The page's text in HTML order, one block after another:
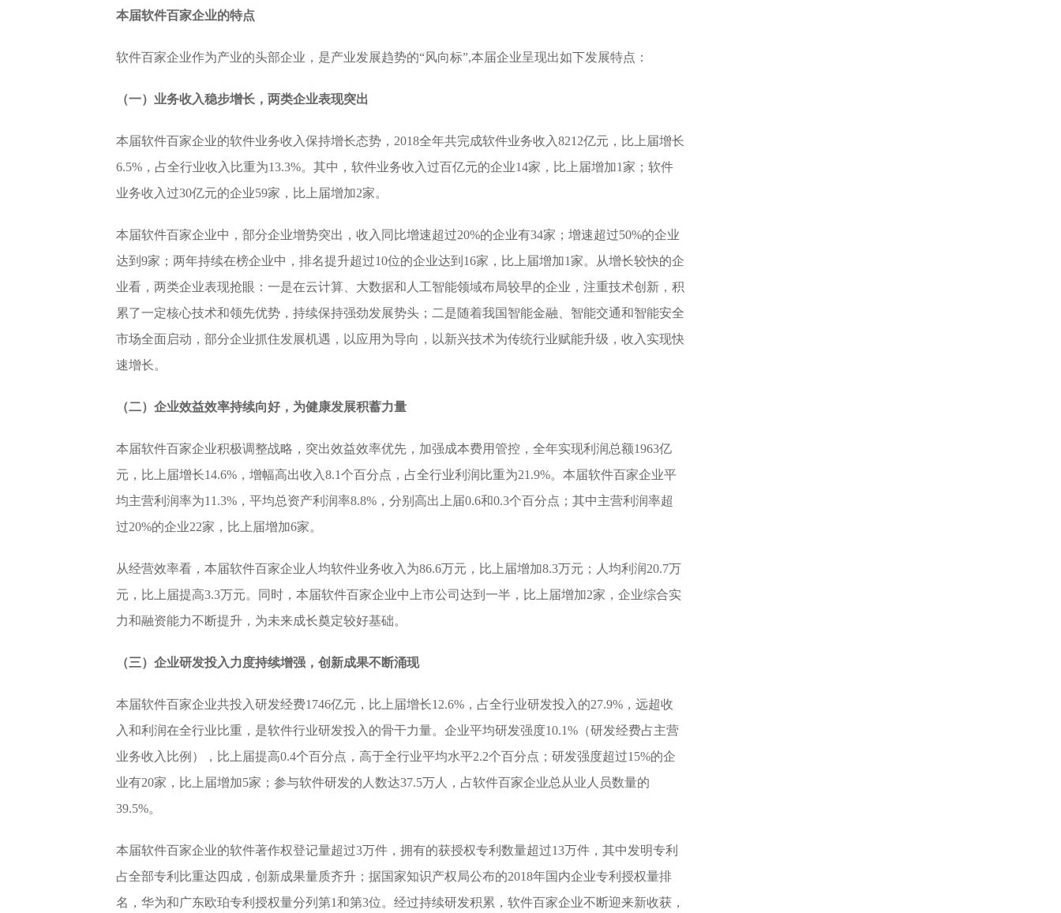
本届软件百家企业的特点
软件百家企业作为产业的头部企业，是产业发展趋势的“风向标”,本届企业呈现出如下发展特点：
（一）业务收入稳步增长，两类企业表现突出
本届软件百家企业的软件业务收入保持增长态势，2018全年共完成软件业务收入8212亿元，比上届增长
6.5%，占全行业收入比重为13.3%。其中，软件业务收入过百亿元的企业14家，比上届增加1家；软件
业务收入过30亿元的企业59家，比上届增加2家。
本届软件百家企业中，部分企业增势突出，收入同比增速超过20%的企业有34家；增速超过50%的企业
达到9家；两年持续在榜企业中，排名提升超过10位的企业达到16家，比上届增加1家。从增长较快的企
业看，两类企业表现抢眼：一是在云计算、大数据和人工智能领域布局较早的企业，注重技术创新，积
累了一定核心技术和领先优势，持续保持强劲发展势头；二是随着我国智能金融、智能交通和智能安全
市场全面启动，部分企业抓住发展机遇，以应用为导向，以新兴技术为传统行业赋能升级，收入实现快
速增长。
（二）企业效益效率持续向好，为健康发展积蓄力量
本届软件百家企业积极调整战略，突出效益效率优先，加强成本费用管控，全年实现利润总额1963亿
元，比上届增长14.6%，增幅高出收入8.1个百分点，占全行业利润比重为21.9%。本届软件百家企业平
均主营利润率为11.3%，平均总资产利润率8.8%，分别高出上届0.6和0.3个百分点；其中主营利润率超
过20%的企业22家，比上届增加6家。
从经营效率看，本届软件百家企业人均软件业务收入为86.6万元，比上届增加8.3万元；人均利润20.7万
元，比上届提高3.3万元。同时，本届软件百家企业中上市公司达到一半，比上届增加2家，企业综合实
力和融资能力不断提升，为未来成长奠定较好基础。
（三）企业研发投入力度持续增强，创新成果不断涌现
本届软件百家企业共投入研发经费1746亿元，比上届增长12.6%，占全行业研发投入的27.9%，远超收
入和利润在全行业比重，是软件行业研发投入的骨干力量。企业平均研发强度10.1%（研发经费占主营
业务收入比例），比上届提高0.4个百分点，高于全行业平均水平2.2个百分点；研发强度超过15%的企
业有20家，比上届增加5家；参与软件研发的人数达37.5万人，占软件百家企业总从业人员数量的
39.5%。
本届软件百家企业的软件著作权登记量超过3万件，拥有的获授权专利数量超过13万件，其中发明专利
占全部专利比重达四成，创新成果量质齐升；据国家知识产权局公布的2018年国内企业专利授权量排
名，华为和广东欧珀专利授权量分列第1和第3位。经过持续研发积累，软件百家企业不断迎来新收获，